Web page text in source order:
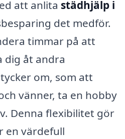
att anlita städhjälp i
det medför.
timmar på att
dig åt andra
om, som att
vänner, ta en hobby
Denna flexibilitet gör
en värdefull